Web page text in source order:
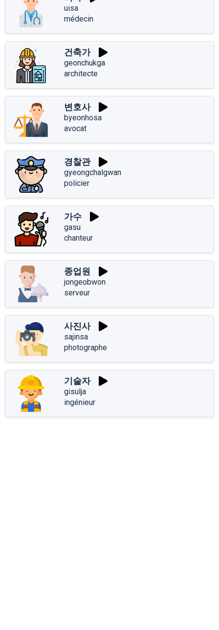
uisa
médecin
건축가
geonchukga
architecte
변호사
byeonhosa
avocat
경찰관
gyeongchalgwan
policier
가수
gasu
chanteur
종업원
jongeobwon
serveur
사진사
sajinsa
photographe
기술자
gisulja
ingénieur